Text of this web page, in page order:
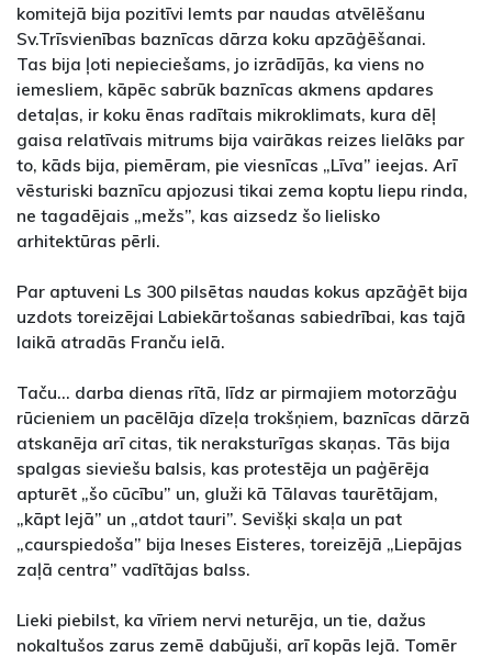
komitejā bija pozitīvi lemts par naudas atvēlēšanu
Sv.Trīsvienības baznīcas dārza koku apzāģēšanai.
Tas bija ļoti nepieciešams, jo izrādījās, ka viens no
iemesliem, kāpēc sabrūk baznīcas akmens apdares
detaļas, ir koku ēnas radītais mikroklimats, kura dēļ
gaisa relatīvais mitrums bija vairākas reizes lielāks par
to, kāds bija, piemēram, pie viesnīcas „Līva” ieejas. Arī
vēsturiski baznīcu apjozusi tikai zema koptu liepu rinda,
ne tagadējais „mežs”, kas aizsedz šo lielisko
arhitektūras pērli.
Par aptuveni Ls 300 pilsētas naudas kokus apzāģēt bija
uzdots toreizējai Labiekārtošanas sabiedrībai, kas tajā
laikā atradās Franču ielā.
Taču... darba dienas rītā, līdz ar pirmajiem motorzāģu
rūcieniem un pacēlāja dīzeļa trokšņiem, baznīcas dārzā
atskanēja arī citas, tik neraksturīgas skaņas. Tās bija
spalgas sieviešu balsis, kas protestēja un paģērēja
apturēt „šo cūcību” un, gluži kā Tālavas taurētājam,
„kāpt lejā” un „atdot tauri”. Sevišķi skaļa un pat
„caurspiedoša” bija Ineses Eisteres, toreizējā „Liepājas
zaļā centra” vadītājas balss.
Lieki piebilst, ka vīriem nervi neturēja, un tie, dažus
nokaltušos zarus zemē dabūjuši, arī kopās lejā. Tomēr